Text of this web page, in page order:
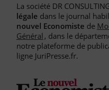
Départements pour la
Liste des Greffes
Liste des CCI
FAQ
La société DR
légale dans le journal
nouvel Economiste de
Général, dans le
notre plateforme de
ligne JuriPresse.fr.